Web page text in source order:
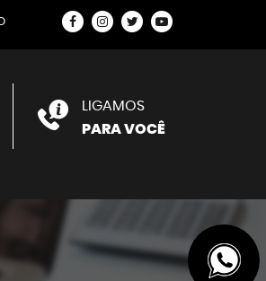
LIGAMOS
PARA VOCÊ